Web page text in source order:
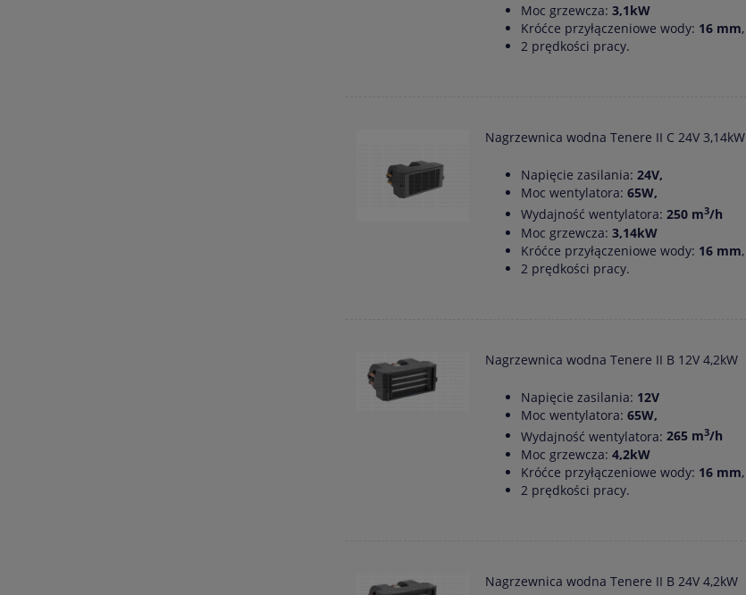
Moc grzewcza: 3,1kW
Króćce przyłączeniowe wody: 16 mm,
2 prędkości pracy.
Nagrzewnica wodna Tenere II C 24V 3,14kW
Napięcie zasilania: 24V,
Moc wentylatora: 65W,
Wydajność wentylatora: 250 m3/h
Moc grzewcza: 3,14kW
Króćce przyłączeniowe wody: 16 mm,
2 prędkości pracy.
Nagrzewnica wodna Tenere II B 12V 4,2kW
Napięcie zasilania: 12V
Moc wentylatora: 65W,
Wydajność wentylatora: 265 m3/h
Moc grzewcza: 4,2kW
Króćce przyłączeniowe wody: 16 mm,
2 prędkości pracy.
Nagrzewnica wodna Tenere II B 24V 4,2kW